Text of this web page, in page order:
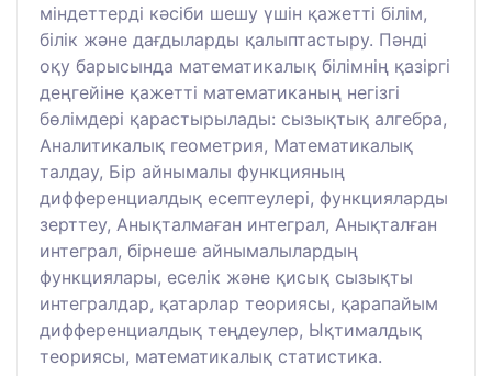
міндеттерді кәсіби шешу үшін қажетті білім,
білік және дағдыларды қалыптастыру. Пәнді
оқу барысында математикалық білімнің қазіргі
деңгейіне қажетті математиканың негізгі
бөлімдері қарастырылады: сызықтық алгебра,
Аналитикалық геометрия, Математикалық
талдау, Бір айнымалы функцияның
дифференциалдық есептеулері, функцияларды
зерттеу, Анықталмаған интеграл, Анықталған
интеграл, бірнеше айнымалылардың
функциялары, еселік және қисық сызықты
интегралдар, қатарлар теориясы, қарапайым
дифференциалдық теңдеулер, Ықтималдық
теориясы, математикалық статистика.